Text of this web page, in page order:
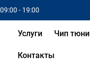
- 19:00
Услуги Чип
Контакты